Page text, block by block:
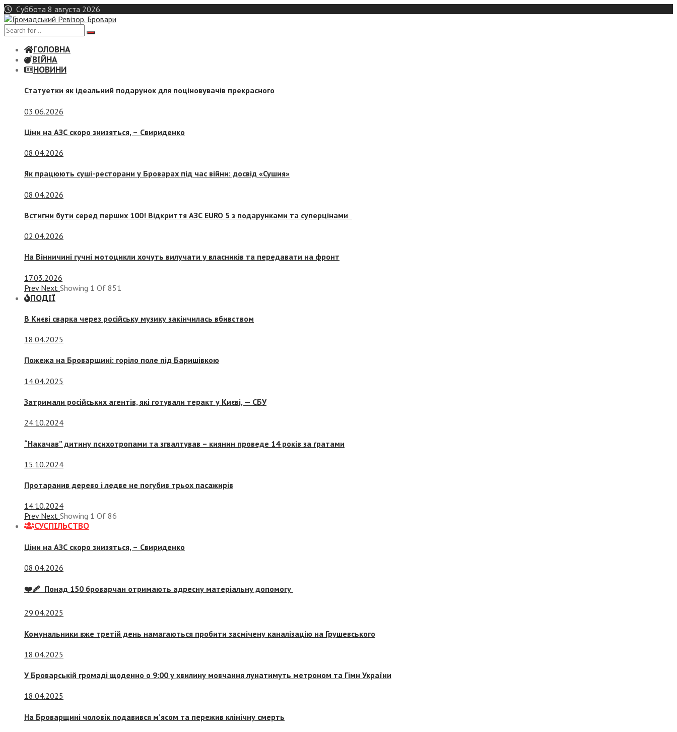
Skip
to
content
Суббота 8 августа 2026
ГОЛОВНА
ВІЙНА
НОВИНИ
Статуетки як ідеальний подарунок для поціновувачів прекрасного
03.06.2026
Ціни на АЗС скоро знизяться, – Свириденко
08.04.2026
Як працюють суші-ресторани у Броварах під час війни: досвід «Сушия»
08.04.2026
Встигни бути серед перших 100! Відкриття АЗС EURO 5 з подарунками та суперцінами
02.04.2026
На Вінничині гучні мотоцикли хочуть вилучати у власників та передавати на фронт
17.03.2026
Prev Next Showing 1 Of 851
ПОДІЇ
В Києві сварка через російську музику закінчилась вбивством
18.04.2025
Пожежа на Броварщині: горіло поле під Баришівкою
14.04.2025
Затримали російських агентів, які готували теракт у Києві, — СБУ
24.10.2024
“Накачав” дитину психотропами та згвалтував – киянин проведе 14 років за ґратами
15.10.2024
Протаранив дерево і ледве не погубив трьох пасажирів
14.10.2024
Prev Next Showing 1 Of 86
СУСПIЛЬСТВО
Ціни на АЗС скоро знизяться, – Свириденко
08.04.2026
❤️‍🩹 Понад 150 броварчан отримають адресну матеріальну допомогу
29.04.2025
Комунальники вже третій день намагаються пробити засмічену каналізацію на Грушевського
18.04.2025
У Броварській громаді щоденно о 9:00 у хвилину мовчання лунатимуть метроном та Гімн України
18.04.2025
На Броварщині чоловік подавився м’ясом та пережив клінічну смерть